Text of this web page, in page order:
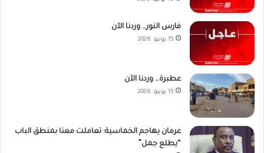
فارس النور… وردنا الآن
15 يونيو، 2026
عطبرة… وردنا الآن
15 يونيو، 2026
عرمان يهاجم الخماسية: تعاملت معنا بمنطق الباب
“يطلع جمل”